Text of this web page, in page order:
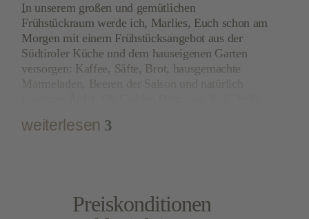
In unserem großen und gemütlichen
Frühstückraum werde ich, Marlies, Euch schon am
Morgen mit einem Frühstücksangebot aus der
Südtiroler Küche und dem hauseigenen Garten
versorgen: Kaffee, Säfte, Brot, hausgemachte
richtigen Apfel! Seit dem 18. Lebensjahr bin ich
Unsere Kinder Susanne Simonund
weiterlesen 3
Preiskonditionen